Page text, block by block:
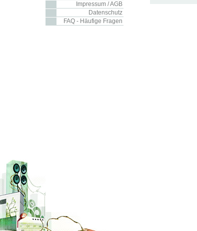
Impressum / AGB
Datenschutz
FAQ - Häufige Fragen